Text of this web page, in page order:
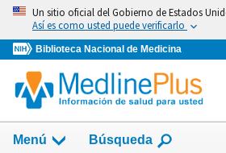
Omita
vaya
al
Contenido
Un sitio oficial del Gobierno de Estados
Así es como usted puede verificarlo
Biblioteca Nacional de Medicina
Menú Búsqueda